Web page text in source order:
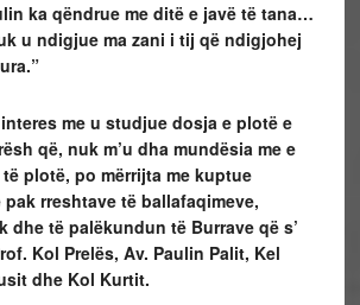
ka qëndrue me ditë e javë të tana…
u ndigjue ma zani i tij që ndigjohej
me u studjue dosja e plotë e
që, nuk m’u dha mundësia me e
plotë, po mërrijta me kuptue
rreshtave të ballafaqimeve,
dhe të palëkundun të Burrave që s’
Kol Prelës, Av. Paulin Palit, Kel
dhe Kol Kurtit.